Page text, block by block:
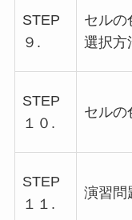
STEP
９.
セルの
選択方
STEP
１０.
セルの
STEP
１１.
演習問